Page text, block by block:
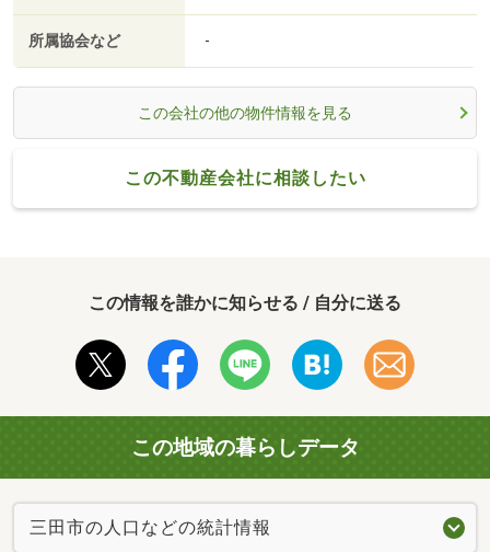
所属協会など -
この会社の他の物件情報を見る
この不動産会社に相談したい
この情報を誰かに知らせる / 自分に送る
この地域の暮らしデータ
三田市の人口などの統計情報